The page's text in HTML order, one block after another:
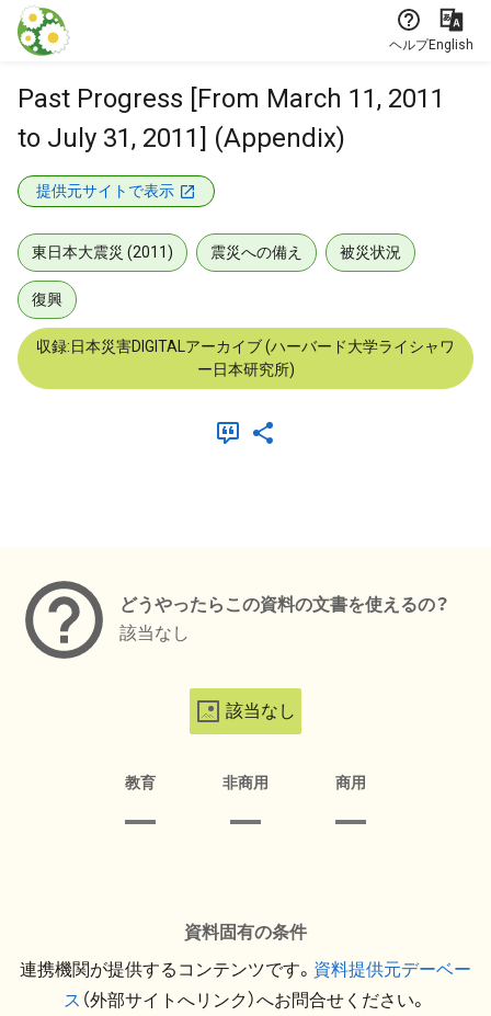
本文に飛ぶ
ヘルプEnglish
Past Progress [From March 11, 2011
to July 31, 2011] (Appendix)
提供元サイトで表示
東日本大震災 (2011) 震災への備え 被災状況
復興
収録:日本災害DIGITALアーカイブ (ハーバード大学ライシャワ
ー日本研究所)
どうやったらこの資料の文書を使えるの？
該当なし
該当なし
教育 非商用 商用
資料固有の条件
連携機関が提供するコンテンツです。 資料提供元デーベー
ス （外部サイトへリンク）へお問合せください。